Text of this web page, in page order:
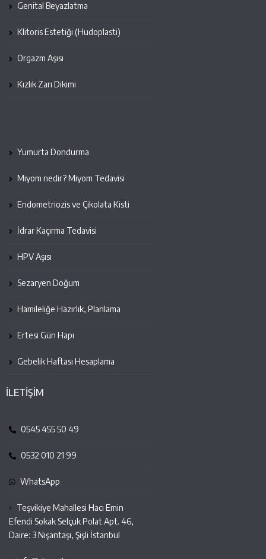
Genital Beyazlatma
Klitoris Estetiği (Hudoplasti)
Orgazm Aşısı
Kızlık Zarı Dikimi
Yumurta Dondurma
Miyom nedir? Miyom Tedavisi
Endometriozis ve Çikolata Kisti
İdrar Kaçırma Tedavisi
HPV Aşısı
Sezaryen Doğum
Hamileliğe Hazırlık, Planlama
Ertesi Gün Hapı
Gebelik Haftası Hesaplama
İLETİŞİM
0545 455 50 49
0532 010 21 99
WhatsApp
Teşvikiye Mahallesi Hacı Emin
Efendi Sokak Selçuk Polat Apt. 46,
Daire: 3 Nişantaşı, Şişli İstanbul